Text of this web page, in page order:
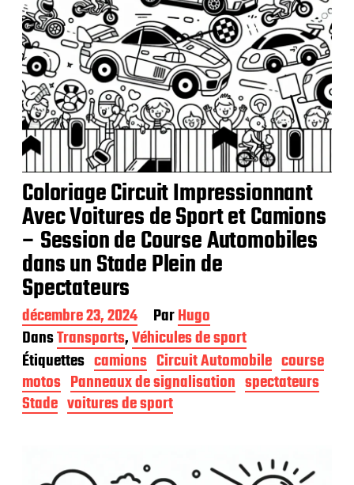
Coloriage Circuit Impressionnant
Avec Voitures de Sport et Camions
– Session de Course Automobiles
dans un Stade Plein de
Spectateurs
D
a
t
e
d
e
p
décembre 23, 2024 ParHugo
DansTransports,Véhicules de sport
Étiquettes camions Circuit Automobile course
motos Panneaux de signalisation spectateurs
Stade voitures de sport